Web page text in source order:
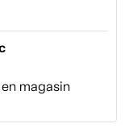
magasin